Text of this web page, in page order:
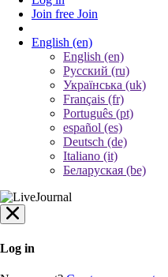
Join free Join
English (en)
English (en)
Русский (ru)
Українська (uk)
Français (fr)
Português (pt)
español (es)
Deutsch (de)
Italiano (it)
Беларуская (be)
Log in